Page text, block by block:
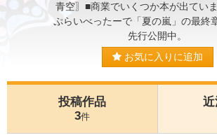
青空〗■商業でいくつか本が出てい
ぷらいべったーで「夏の嵐」の最終
先行公開中。
お気に入りに追加
投稿作品
3件